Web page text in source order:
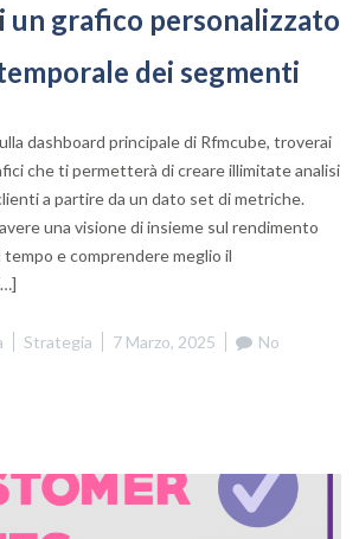
un grafico personalizzato
dei segmenti
dashboard principale di Rfmcube, troverai
che ti permetterà di creare illimitate analisi
a partire da un dato set di metriche.
una visione di insieme sul rendimento
e comprendere meglio il
Strategia 7 Marzo, 2025
No